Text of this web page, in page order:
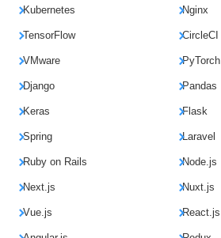
Kubernetes Nginx
TensorFlow CircleCI
VMware PyTorch
Django Pandas
Keras Flask
Spring Laravel
Ruby on Rails Node.js
Next.js Nuxt.js
Vue.js React.js